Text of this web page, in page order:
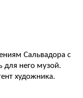
Сальвадора с
для него музой.
художника.